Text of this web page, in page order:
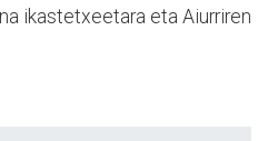
ikastetxeetara eta Aiurriren